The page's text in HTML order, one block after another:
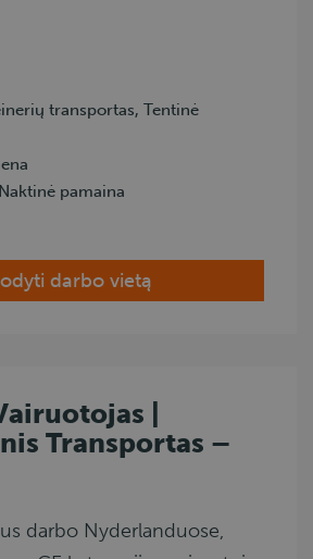
transportas, Tentinė
pamaina
darbo vietą
|
Transportas –
darbo Nyderlanduose,